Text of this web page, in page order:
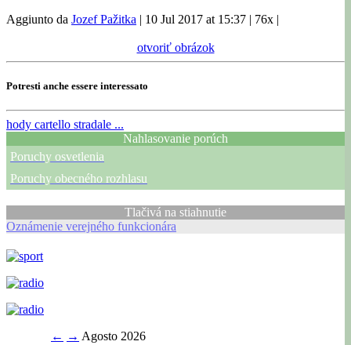
Aggiunto da Jozef Pažitka | 10 Jul 2017 at 15:37 | 76x |
otvoriť obrázok
Potresti anche essere interessato
hody cartello stradale ...
Nahlasovanie porúch
Poruchy osvetlenia
Poruchy obecného rozhlasu
Tlačivá na stiahnutie
Oznámenie verejného funkcionára
← → Agosto 2026